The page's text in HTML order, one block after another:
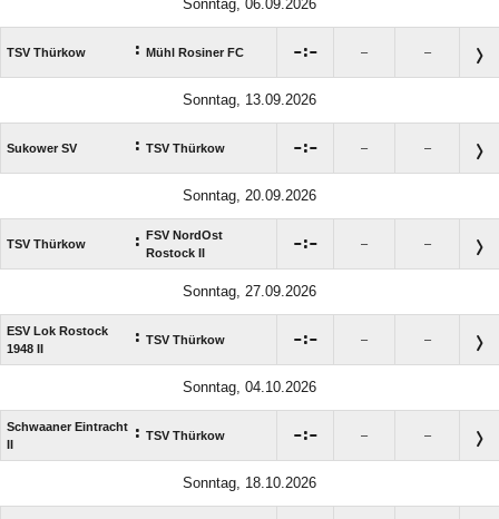
Sonntag, 06.09.2026
TSV Thürkow : Mühl Rosiner FC : – –
Sonntag, 13.09.2026
Sukower SV : TSV Thürkow : – –
Sonntag, 20.09.2026
TSV Thürkow :
FSV NordOst
Rostock II
: – –
Sonntag, 27.09.2026
ESV Lok Rostock
1948 II
: TSV Thürkow : – –
Sonntag, 04.10.2026
Schwaaner Eintracht : TSV Thürkow : – –
Sonntag, 18.10.2026